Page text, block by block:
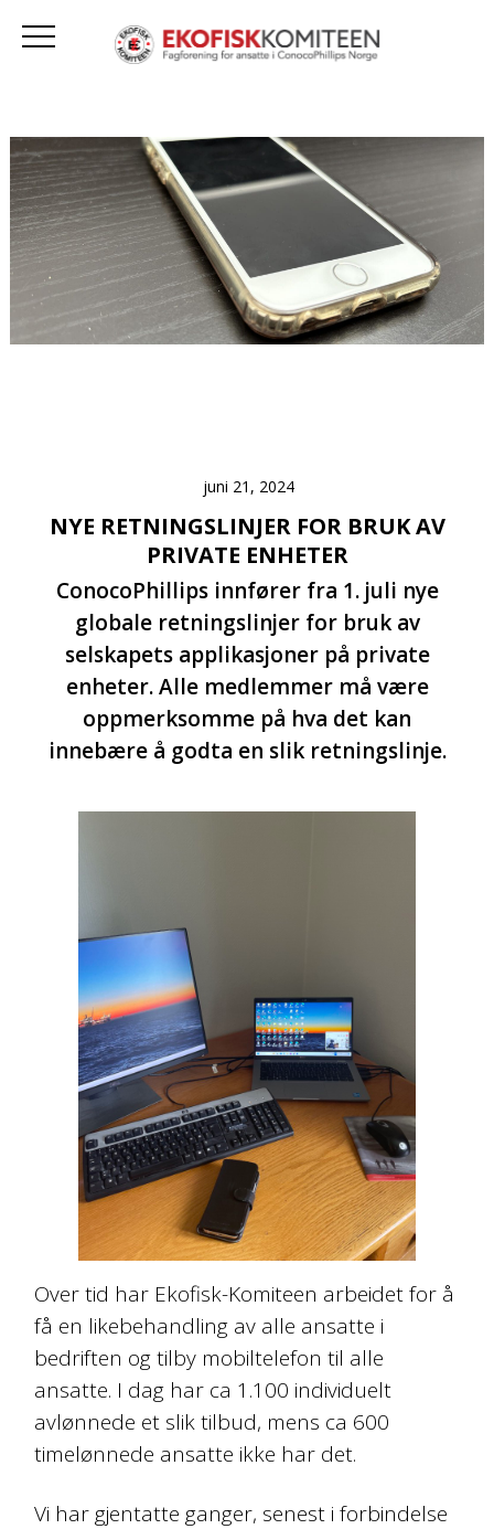
juni 21, 2024
NYE RETNINGSLINJER FOR BRUK AV
PRIVATE ENHETER
ConocoPhillips innfører fra 1. juli nye
globale retningslinjer for bruk av
selskapets applikasjoner på private
enheter. Alle medlemmer må være
oppmerksomme på hva det kan
innebære å godta en slik retningslinje.
Over tid har Ekofisk-Komiteen arbeidet for å
få en likebehandling av alle ansatte i
bedriften og tilby mobiltelefon til alle
ansatte. I dag har ca 1.100 individuelt
avlønnede et slik tilbud, mens ca 600
timelønnede ansatte ikke har det.
Vi har gjentatte ganger, senest i forbindelse